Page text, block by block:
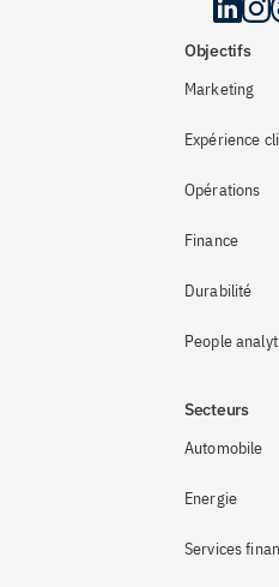
Objectifs
Marketing
Expérience
Opérations
Finance
Durabilité
People
Secteurs
Automobile
Energie
Services